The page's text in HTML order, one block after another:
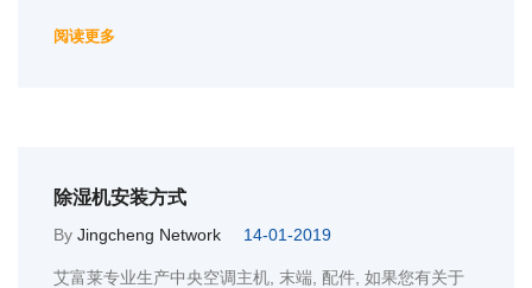
阅读更多
除湿机安装方式
By Jingcheng Network 14-01-2019
艾富莱专业生产中央空调主机, 末端, 配件, 如果您有关于